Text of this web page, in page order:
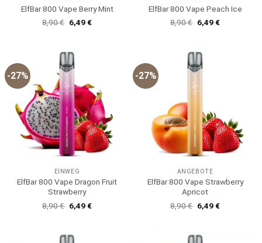
ElfBar 800 Vape Berry Mint
8,90€ Ursprünglicher
Preis
6,49€Aktueller
ElfBar 800 Vape Peach Ice
8,90€ Ursprünglicher
Preis
6,49€Aktueller
-27%
EINWEG
ElfBar 800 Vape Dragon Fruit
Strawberry
8,90€ Ursprünglicher
Preis
6,49€Aktueller
-27%
ANGEBOTE
ElfBar 800 Vape Strawberry
Apricot
8,90€ Ursprünglicher
Preis
6,49€Aktueller